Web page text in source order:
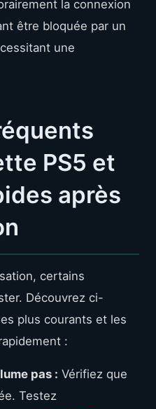
la connexion
être bloquée par un
une
PS5 et
après
certains
Découvrez ci-
plus courants et les
:
pas : Vérifiez que
Testez